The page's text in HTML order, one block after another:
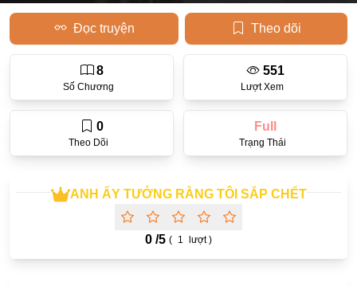
Học Đường
Điền Văn
Thanh Xuân Vườn Trường
Cưới Trước Yêu Sau
Hành Động
Phương Đông
ANH ẤY TƯỞNG RẰNG TÔI SẮP CHẾT
0 /5 ( 1 lượt )
Số Chương
8
Lượt Xem
551
Theo Dõi
0
Trạng Thái
Full
Đọc truyện Theo dõi